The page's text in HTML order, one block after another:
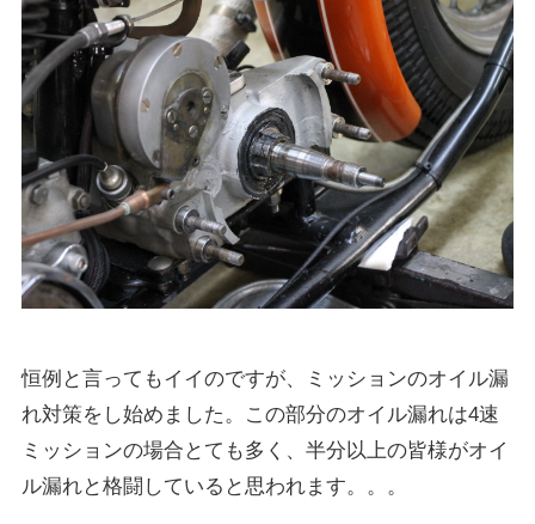
恒例と言ってもイイのですが、ミッションのオイル漏
れ対策をし始めました。この部分のオイル漏れは4速
ミッションの場合とても多く、半分以上の皆様がオイ
ル漏れと格闘していると思われます。。。